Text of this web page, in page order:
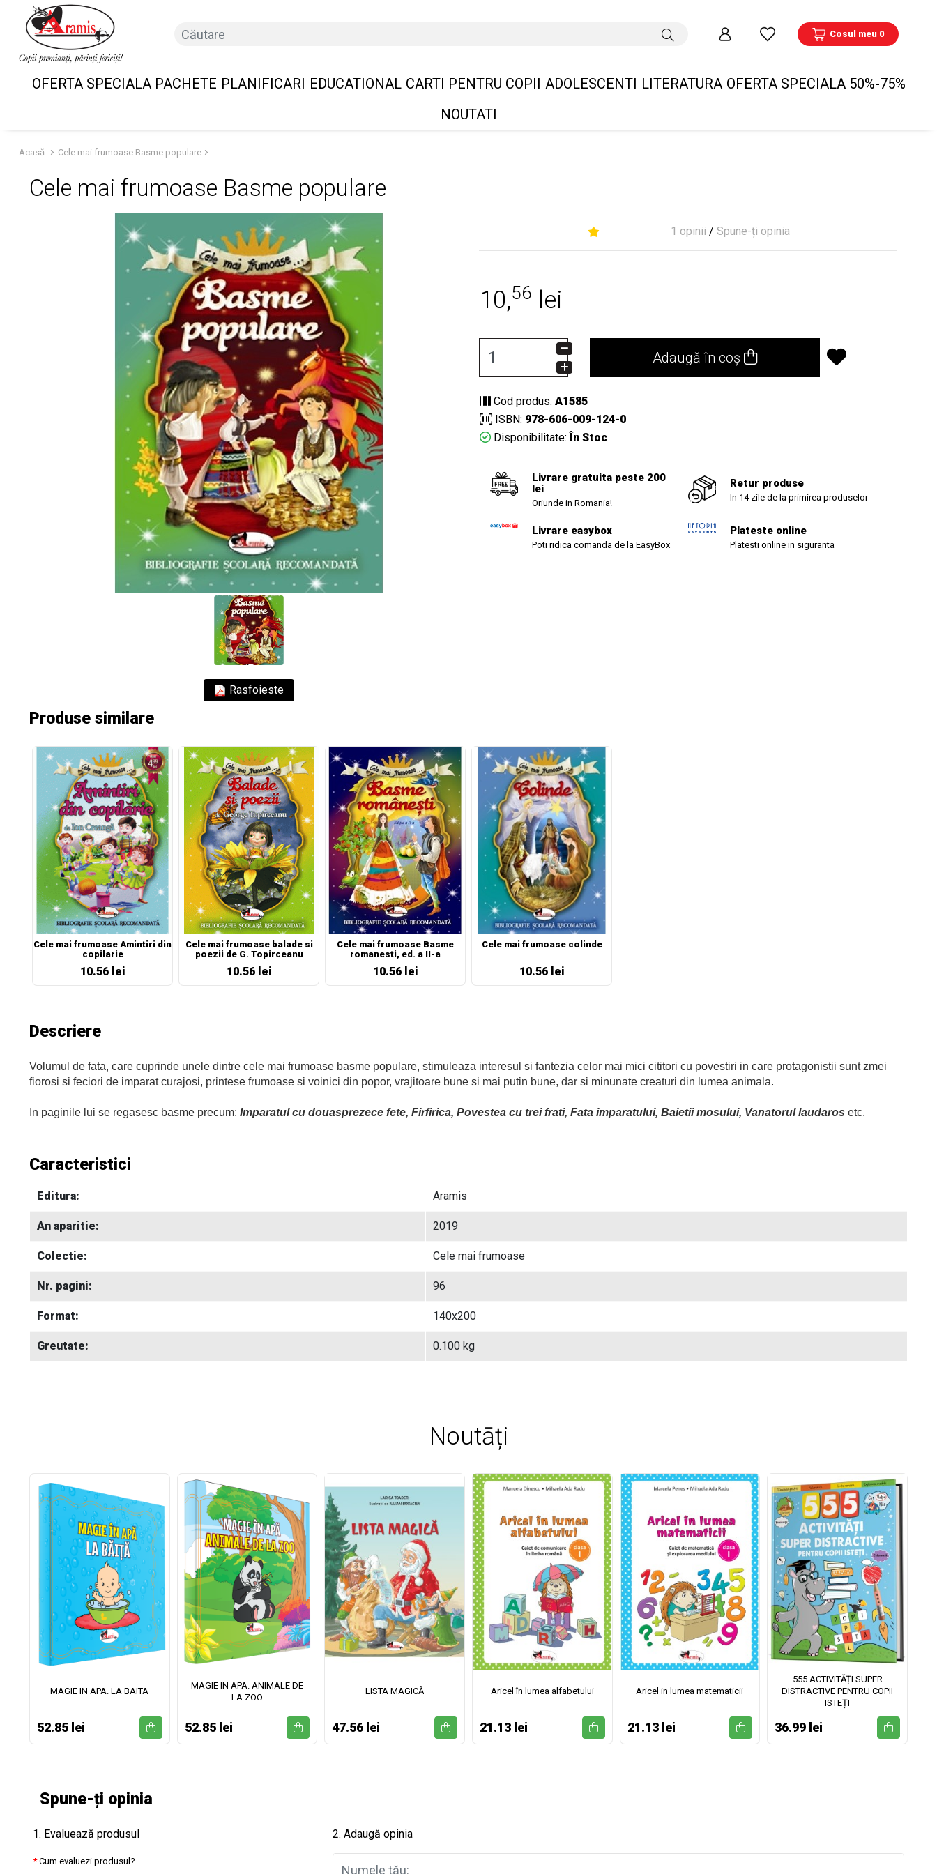
Cosul meu 0
OFERTA SPECIALA PACHETE PLANIFICARI EDUCATIONAL CARTI PENTRU COPII ADOLESCENTI LITERATURA OFERTA SPECIALA 50%-75%
NOUTATI
Acasă Cele mai frumoase Basme populare
Cele mai frumoase Basme populare
Rasfoieste
1 opinii / Spune-ți opinia
10,56 lei
Adaugă în coș
Cod produs: A1585
ISBN: 978-606-009-124-0
Disponibilitate: În Stoc
Livrare gratuita peste 200
lei
Oriunde in Romania!
Retur produse
In 14 zile de la primirea produselor
Livrare easybox
Poti ridica comanda de la EasyBox
Plateste online
Platesti online in siguranta
Produse similare
Cele mai frumoase Amintiri din
copilarie
10.56 lei
Cele mai frumoase balade si
poezii de G. Topirceanu
10.56 lei
Cele mai frumoase Basme
romanesti, ed. a II-a
10.56 lei
Cele mai frumoase colinde
10.56 lei
Descriere
Volumul de fata, care cuprinde unele dintre cele mai frumoase basme populare, stimuleaza interesul si fantezia celor mai mici cititori cu povestiri in care protagonistii sunt zmei
fiorosi si feciori de imparat curajosi, printese frumoase si voinici din popor, vrajitoare bune si mai putin bune, dar si minunate creaturi din lumea animala.
In paginile lui se regasesc basme precum: Imparatul cu douasprezece fete, Firfirica, Povestea cu trei frati, Fata imparatului, Baietii mosului, Vanatorul laudaros etc.
Caracteristici
Editura: Aramis
An aparitie: 2019
Colectie: Cele mai frumoase
Nr. pagini: 96
Format: 140x200
Greutate: 0.100 kg
Noutāți
MAGIE IN APA. LA BAITA
52.85 lei
MAGIE IN APA. ANIMALE DE
LA ZOO
52.85 lei
LISTA MAGICĂ
47.56 lei
Aricel în lumea alfabetului
21.13 lei
Aricel in lumea matematicii
21.13 lei
555 ACTIVITĂȚI SUPER
DISTRACTIVE PENTRU COPII
ISTEȚI
36.99 lei
Spune-ți opinia
1. Evaluează produsul
Cum evaluezi produsul?
2. Adaugă opinia